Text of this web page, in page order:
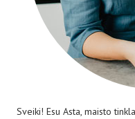
Sveiki! Esu Asta, maisto